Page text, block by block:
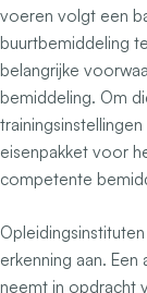
voeren volgt een
buurtbemiddeling
belangrijke
bemiddeling. Om
eisenpakket voor
competente
erkenning aan.
neemt in opdracht